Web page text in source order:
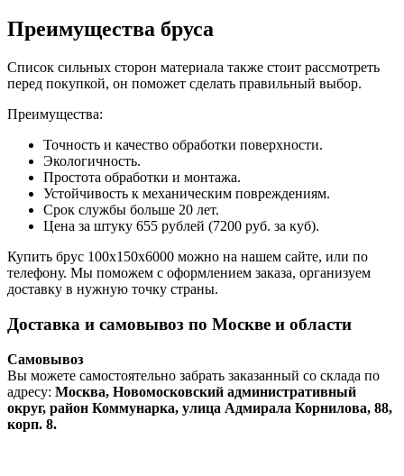
Преимущества бруса
Список сильных сторон материала также стоит рассмотреть
перед покупкой, он поможет сделать правильный выбор.
Преимущества:
Точность и качество обработки поверхности.
Экологичность.
Простота обработки и монтажа.
Устойчивость к механическим повреждениям.
Срок службы больше 20 лет.
Цена за штуку 655 рублей (7200 руб. за куб).
Купить брус 100х150х6000 можно на нашем сайте, или по
телефону. Мы поможем с оформлением заказа, организуем
доставку в нужную точку страны.
Доставка и самовывоз по Москве и области
Самовывоз
Вы можете самостоятельно забрать заказанный со склада по
адресу: Москва, Новомосковский административный
округ, район Коммунарка, улица Адмирала Корнилова, 88,
корп. 8.